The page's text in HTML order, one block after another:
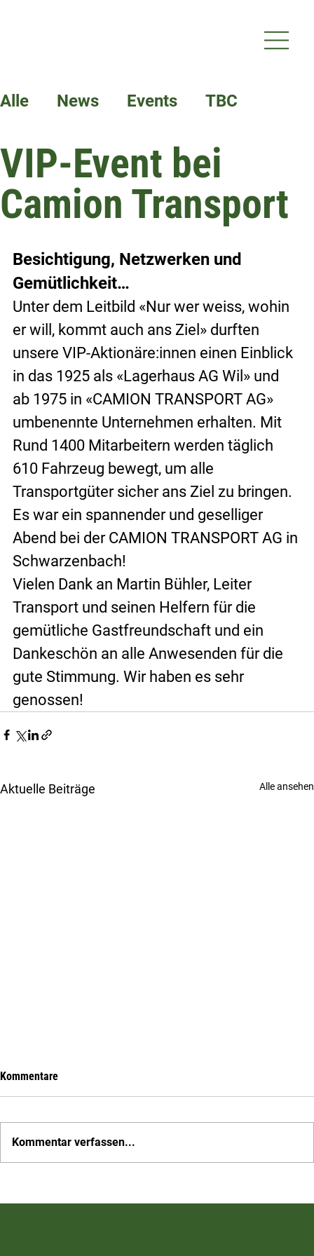
Alle News Events TBC
Termine
VIP-Event bei
Camion Transport
Besichtigung, Netzwerken und
Gemütlichkeit…
Unter dem Leitbild «Nur wer weiss, wohin
er will, kommt auch ans Ziel» durften
unsere VIP-Aktionäre:innen einen Einblick
in das 1925 als «Lagerhaus AG Wil» und
ab 1975 in «CAMION TRANSPORT AG»
umbenennte Unternehmen erhalten. Mit
Rund 1400 Mitarbeitern werden täglich
610 Fahrzeug bewegt, um alle
Transportgüter sicher ans Ziel zu bringen.
Es war ein spannender und geselliger
Abend bei der CAMION TRANSPORT AG in
Schwarzenbach!
Vielen Dank an Martin Bühler, Leiter
Transport und seinen Helfern für die
gemütliche Gastfreundschaft und ein
Dankeschön an alle Anwesenden für die
gute Stimmung. Wir haben es sehr
genossen!
Aktuelle Beiträge Alle ansehen
Kommentare
Kommentar verfassen...